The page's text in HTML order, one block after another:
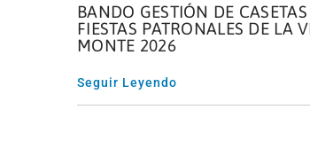
BANDO GESTIÓN DE
FIESTAS PATRONALES DE LA
MONTE 2026
Seguir Leyendo